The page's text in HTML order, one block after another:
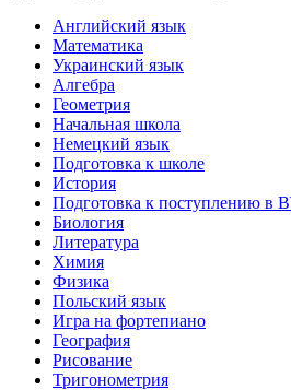
Английский язык
Математика
Украинский язык
Алгебра
Геометрия
Начальная школа
Немецкий язык
Подготовка к школе
История
Подготовка к поступлению в
Биология
Литература
Химия
Физика
Польский язык
Игра на фортепиано
География
Рисование
Тригонометрия